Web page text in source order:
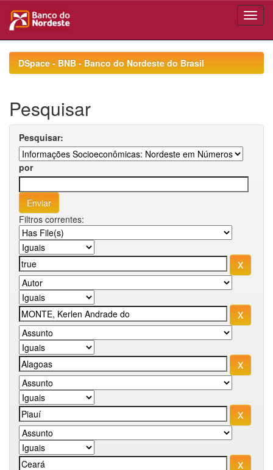
navigationDSpace - BNB - Banco do Nordeste do Brasil
Pesquisar
Pesquisar:
por
Filtros correntes: